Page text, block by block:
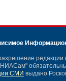
редакции
СМИ выдано